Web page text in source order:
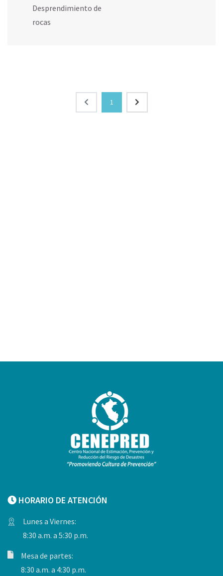
Desprendimiento de
rocas
1
HORARIO DE ATENCIÓN
Lunes a Viernes:
8:30 a.m. a 5:30 p.m.
Mesa de partes:
8:30 a.m. a 4:30 p.m.